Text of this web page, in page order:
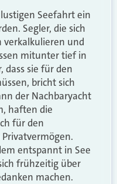
Seefahrt ein
Segler, die sich
verkalkulieren und
mitunter tief in
dass sie für den
bricht sich
der Nachbaryacht
haften die
für den
entspannt in See
frühzeitig über
machen.